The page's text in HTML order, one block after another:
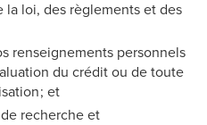
la loi, des règlements et des
renseignements personnels
du crédit ou de toute
; et
recherche et